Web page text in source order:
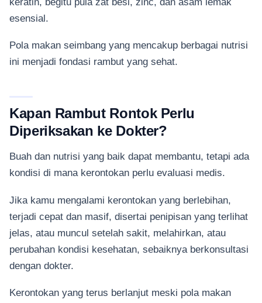
esensial.
Pola makan seimbang yang mencakup berbagai nutrisi
ini menjadi fondasi rambut yang sehat.
Kapan Rambut Rontok Perlu
Diperiksakan ke Dokter?
Buah dan nutrisi yang baik dapat membantu, tetapi ada
kondisi di mana kerontokan perlu evaluasi medis.
Jika kamu mengalami kerontokan yang berlebihan,
terjadi cepat dan masif, disertai penipisan yang terlihat
jelas, atau muncul setelah sakit, melahirkan, atau
perubahan kondisi kesehatan, sebaiknya berkonsultasi
dengan dokter.
Kerontokan yang terus berlanjut meski pola makan